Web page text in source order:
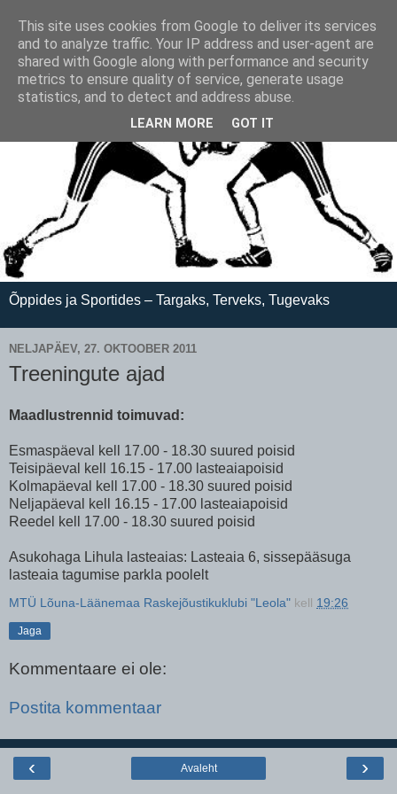
Õppides ja Sportides – Targaks, Terveks, Tugevaks
NELJAPÄEV, 27. OKTOOBER 2011
Treeningute ajad
Maadlustrennid toimuvad:
Esmaspäeval kell 17.00 - 18.30 suured poisid
Teisipäeval kell 16.15 - 17.00 lasteaiapoisid
Kolmapäeval kell 17.00 - 18.30 suured poisid
Neljapäeval kell 16.15 - 17.00 lasteaiapoisid
Reedel kell 17.00 - 18.30 suured poisid
Asukohaga Lihula lasteaias: Lasteaia 6, sissepääsuga
lasteaia tagumise parkla poolelt
MTÜ Lõuna-Läänemaa Raskejõustikuklubi "Leola" kell 19:26
Jaga
Kommentaare ei ole:
Postita kommentaar
‹ ›
Avaleht
This site uses cookies from Google to deliver its services
and to analyze traffic. Your IP address and user-agent are
shared with Google along with performance and security
metrics to ensure quality of service, generate usage
statistics, and to detect and address abuse.
LEARN MORE GOT IT